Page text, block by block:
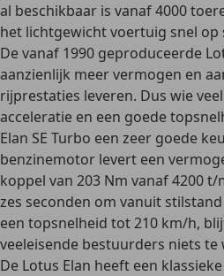
al beschikbaar is vanaf 4000
het lichtgewicht voertuig snel op
De vanaf 1990 geproduceerde
aanzienlijk meer vermogen en
rijprestaties leveren. Dus wie
acceleratie en een goede
Elan SE Turbo een zeer goede
benzinemotor levert een
koppel van 203 Nm vanaf 4200
zes seconden om vanuit
een topsnelheid tot 210 km/h,
veeleisende bestuurders niets te
De Lotus Elan heeft een klassieke